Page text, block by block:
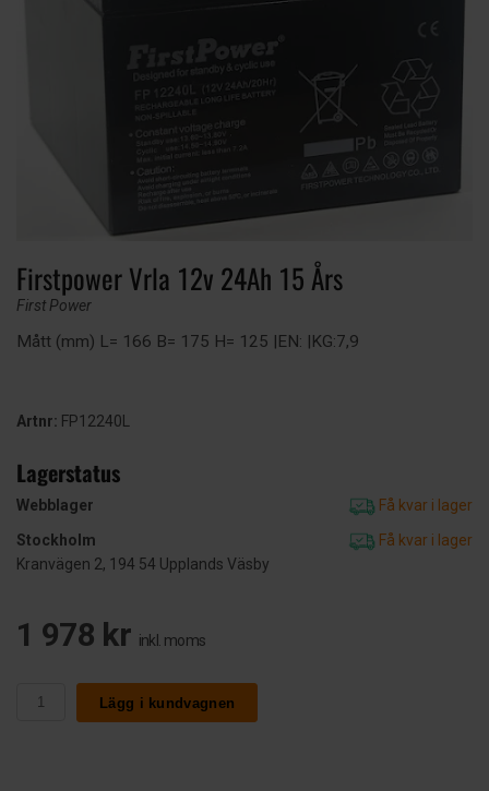
Firstpower Vrla 12v 24Ah 15 Års
First Power
Mått (mm) L= 166 B= 175 H= 125 |EN: |KG:7,9
Artnr: FP12240L
Lagerstatus
Webblager
Få kvar i lager
Stockholm
Få kvar i lager
Kranvägen 2, 194 54 Upplands Väsby
1 978 kr inkl. moms
Lägg i kundvagnen